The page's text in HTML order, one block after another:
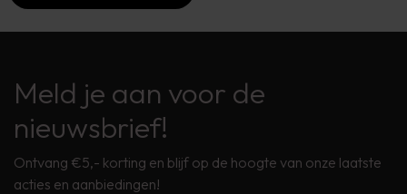
Meld je aan voor de
nieuwsbrief!
Ontvang €5,- korting en blijf op de hoogte van onze laatste
acties en aanbiedingen!